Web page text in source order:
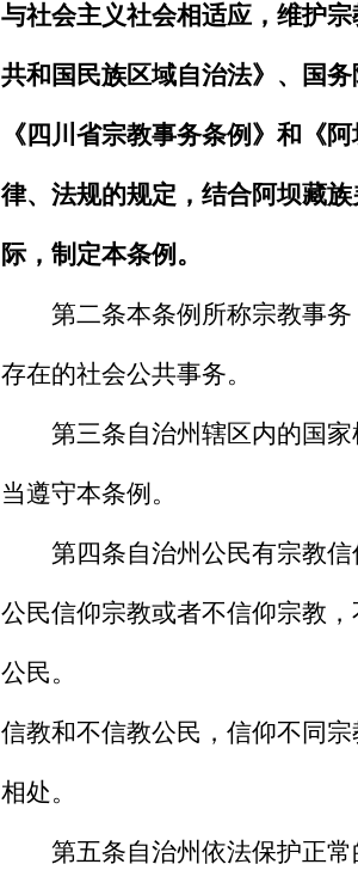
与社会主义社会相适应，维护
共和国民族区域自治法》、国务
《四川省宗教事务条例》和《
律、法规的规定，结合阿坝藏
际，制定本条例。
第二条本条例所称宗教事
存在的社会公共事务。
第三条自治州辖区内的国
当遵守本条例。
第四条自治州公民有宗教
公民信仰宗教或者不信仰宗教
公民。
信教和不信教公民，信仰不同
相处。
第五条自治州依法保护正